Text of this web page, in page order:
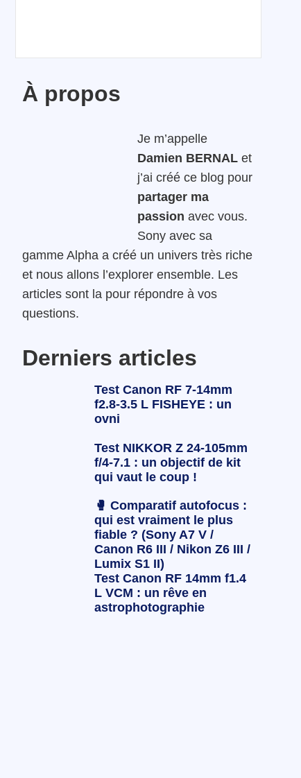
À propos
Je m’appelle
Damien BERNAL et
j’ai créé ce blog pour
partager ma
passion avec vous.
Sony avec sa
gamme Alpha a créé un univers très riche
et nous allons l’explorer ensemble. Les
articles sont la pour répondre à vos
questions.
Derniers articles
Test Canon RF 7-14mm
f2.8-3.5 L FISHEYE : un
ovni
Test NIKKOR Z 24-105mm
f/4-7.1 : un objectif de kit
qui vaut le coup !
🥊 Comparatif autofocus :
qui est vraiment le plus
fiable ? (Sony A7 V /
Canon R6 III / Nikon Z6 III /
Lumix S1 II)
Test Canon RF 14mm f1.4
L VCM : un rêve en
astrophotographie